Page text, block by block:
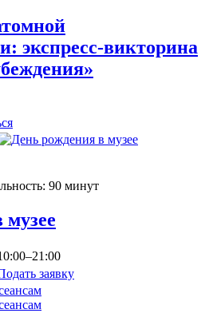
экспресс-викторина
90 минут
заявку